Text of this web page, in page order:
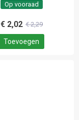
Op vooraad
€ 2,02 € 2,29
Toevoegen